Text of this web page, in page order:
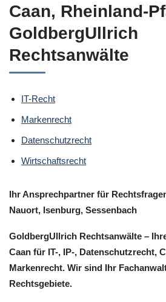
Caan, Rheinland-
GoldbergUllrich
Rechtsanwälte
IT-Recht
Markenrecht
Datenschutzrecht
Wirtschaftsrecht
Ihr Ansprechpartner für
Nauort, Isenburg, Sessenbach
GoldbergUllrich Rechtsanwälte –
Caan für IT-, IP-, Datenschutzrecht,
Markenrecht. Wir sind Ihr
Rechtsgebiete.